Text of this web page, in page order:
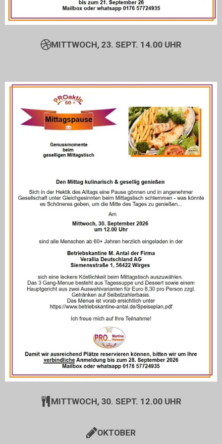
MITTWOCH, 23. SEPT. 14.00 UHR
MITTWOCH, 30. SEPT. 12.00 UHR
OKTOBER